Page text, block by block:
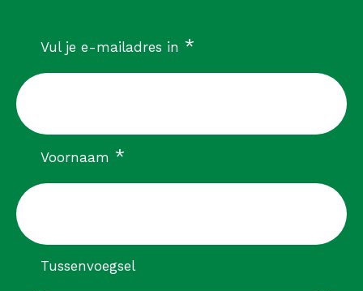
Vul je e-mailadres in *verplicht
Voornaam *verplicht
Tussenvoegsel